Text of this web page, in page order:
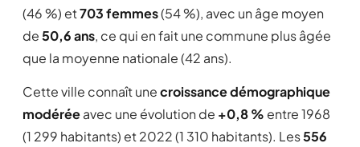
(46 %) et703 femmes(54 %), avec un âge moyen
de50,6 ans, ce qui en fait une commune plus âgée
que la moyenne nationale (42 ans).
Cette ville connaît unecroissance démographique
modéréeavec une évolution de +0,8 % entre 1968
(1 299 habitants) et 2022 (1 310 habitants). Les556